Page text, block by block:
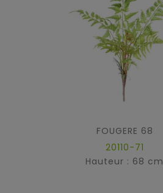
FOUGERE 68
20110-71
Hauteur : 68 cm